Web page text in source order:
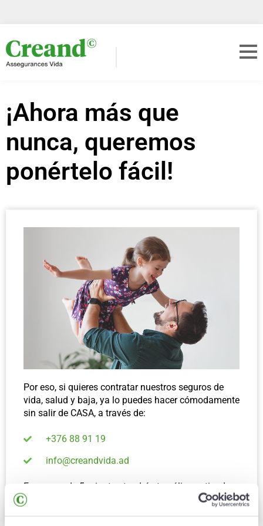
¡Ahora más que
nunca, queremos
ponértelo fácil!
Por eso, si quieres contratar nuestros seguros de
vida, salud y baja, ya lo puedes hacer cómodamente
sin salir de CASA, a través de:
+376 88 91 19
info@creandvida.ad
En menos de 5 minutos tendrás tu póliza activada y
disponible. ¡Así de rápido, así de fácil!